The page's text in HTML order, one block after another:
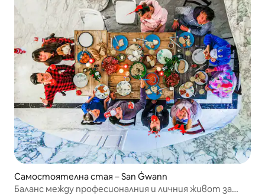
Самостоятелна стая – San Ġwann
Баланс между професионалния и личния живот за